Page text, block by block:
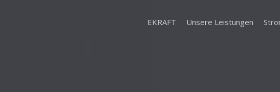
EKRAFT Unsere Leistungen